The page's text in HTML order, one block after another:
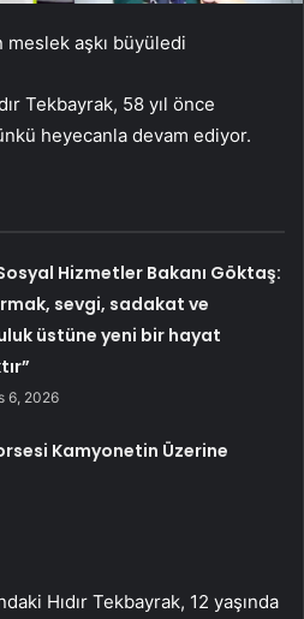
meslek aşkı büyüledi
Tekbayrak, 58 yıl önce
heyecanla devam ediyor.
Hizmetler Bakanı Göktaş:
sevgi, sadakat ve
üstüne yeni bir hayat
6, 2026
Kamyonetin Üzerine
Hıdır Tekbayrak, 12 yaşında